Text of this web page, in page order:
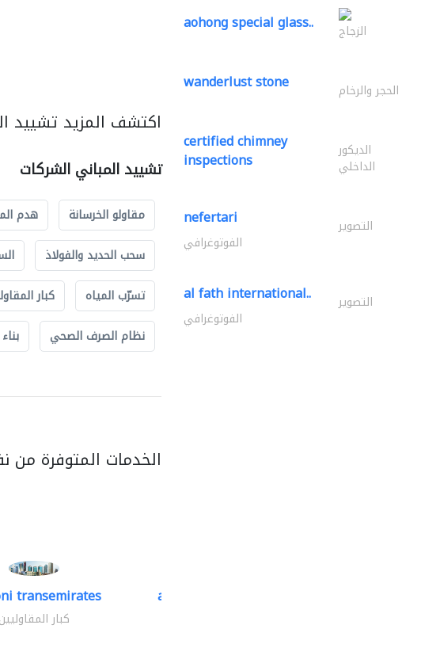
اكتشف المزيد تشييد
تشييد المباني الشركات
مقاولو الخرسانة هدم
سحب الحديد والفولاذ
تسرّب المياه
كبار
نظام الصرف الصحي
الخدمات المتوفرة
transemirates
كبار المقاوليين
accurate bldh cont..
aohong special glass.. الزجاج
wanderlust stone الحجر والرخام
certified chimney
inspections الديكور
الداخلي
nefertari التصوير
الفوتوغرافي
al fath international.. التصوير
الفوتوغرافي